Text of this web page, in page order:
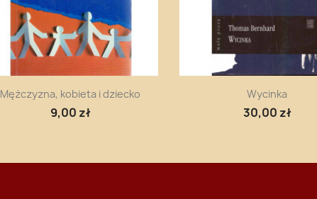
Szybki podgląd
Mężczyzna, kobieta i dziecko
9,00 zł
Szybki podgląd
Wycinka
30,00 zł